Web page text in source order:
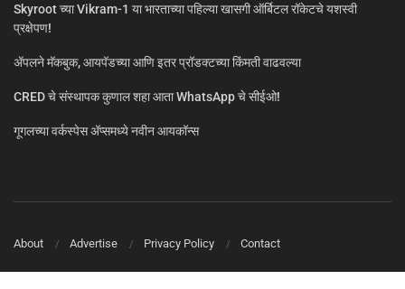
Skyroot च्या Vikram-1 या भारताच्या पहिल्या खासगी ऑर्बिटल रॉकेटचे यशस्वी
प्रक्षेपण!
ॲपलने मॅकबुक, आयपॅडच्या आणि इतर प्रॉडक्टच्या किंमती वाढवल्या
CRED चे संस्थापक कुणाल शहा आता WhatsApp चे सीईओ!
गूगलच्या वर्कस्पेस अ‍ॅप्समध्ये नवीन आयकॉन्स
About Advertise Privacy Policy Contact